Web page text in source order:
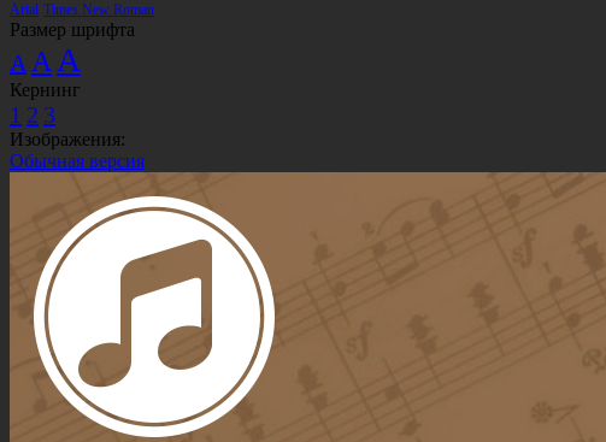
Arial Times New Roman
Размер шрифта
A AA
Кернинг
1 2 3
Изображения:
Обычная версия